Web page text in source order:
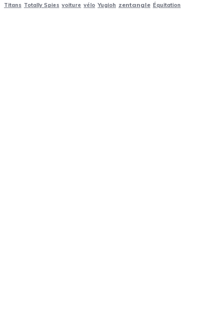
Titans Totally Spies voiture vélo Yugioh zentangle Équitation